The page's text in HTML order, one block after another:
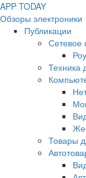
APP TODAY
Обзоры электроники
Публикации
Сетевое
Техника
Товары